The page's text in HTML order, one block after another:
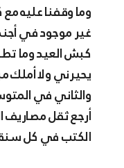
وما وقفنا عليه مع
غير موجود في
كبش العيد وما
يحيرني ولا أملك
والثاني في
أرجع ثقل مصاريف
الكتب في كل سنة